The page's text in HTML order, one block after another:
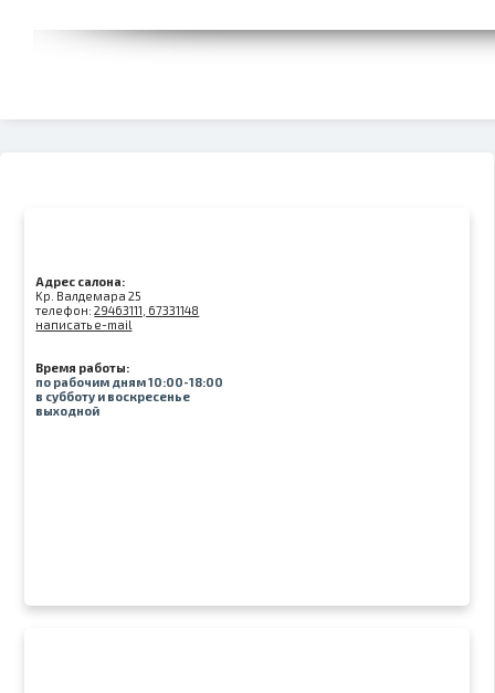
Адрес салона:
Kр. Валдемара 25
телефон:29463111, 67331148
написать e-mail
Время работы:
по рабочим дням 10:00-18:00
в субботу и воскресенье
выходной